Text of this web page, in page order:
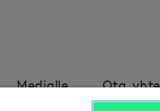
Medialle Ota